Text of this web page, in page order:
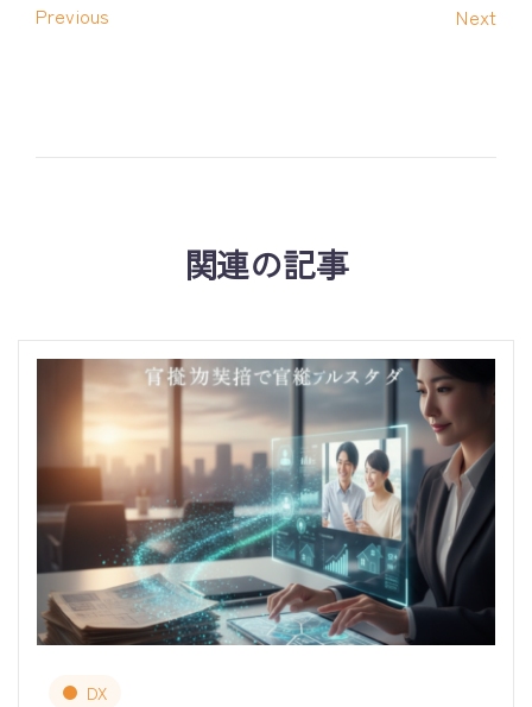
Previous Next
関連の記事
DX